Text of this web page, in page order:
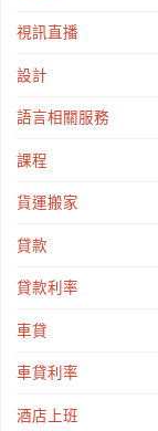
視訊直播
設計
語言相關服務
課程
貨運搬家
貸款
貸款利率
車貸
車貸利率
酒店上班